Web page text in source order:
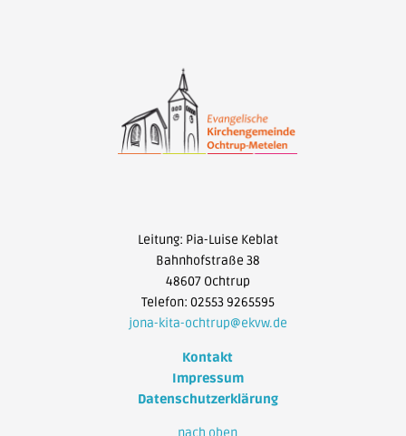
Leitung: Pia-Luise Keblat
Bahnhofstraße 38
48607 Ochtrup
Telefon: 02553 9265595
jona-kita-ochtrup@ekvw.de
Kontakt
Impressum
Datenschutzerklärung
nach oben